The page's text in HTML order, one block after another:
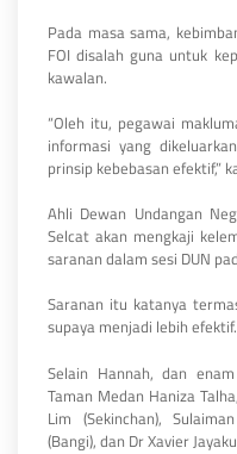
Pada masa sama,
FOI disalah guna untuk
kawalan.
“Oleh itu, pegawai
informasi yang
prinsip kebebasan efektif,”
Ahli Dewan Undangan
Selcat akan mengkaji
saranan dalam sesi DUN
Saranan itu katanya
supaya menjadi lebih efektif.
Selain Hannah, dan
Taman Medan Haniza
Lim (Sekinchan),
(Bangi), dan Dr Xavier